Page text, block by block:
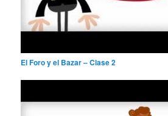
El Foro y el Bazar – Clase 2